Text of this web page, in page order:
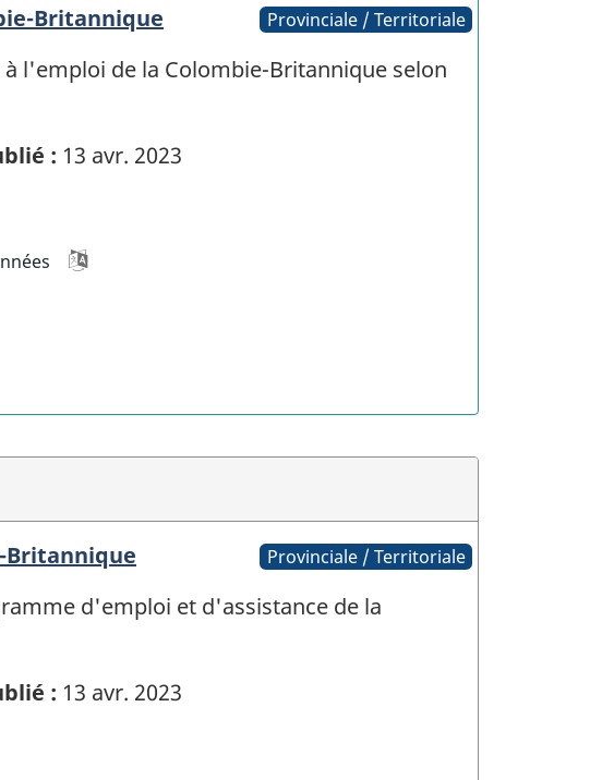
Britannique Provinciale / Territoriale
l'emploi de la Colombie-Britannique selon
: 13 avr. 2023
Britannique Provinciale / Territoriale
d'emploi et d'assistance de la
: 13 avr. 2023